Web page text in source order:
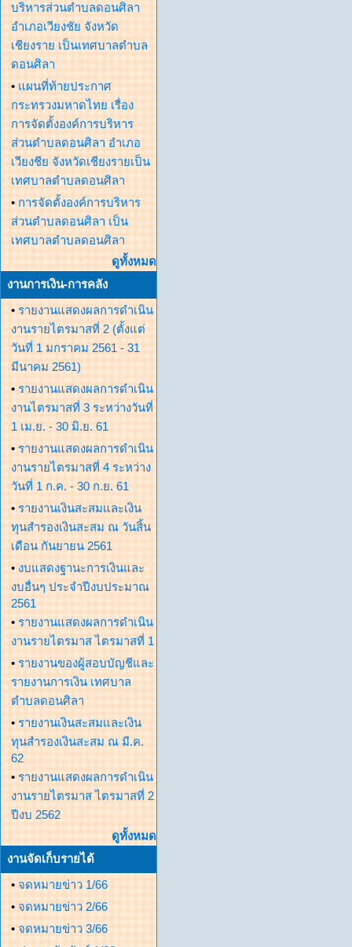
บริหารส่วนตำบลดอนศิลา
อำเภอเวียงชัย จังหวัด
เชียงราย เป็นเทศบาลตำบล
ดอนศิลา
• แผนที่ท้ายประกาศ
กระทรวงมหาดไทย เรื่อง
การจัดตั้งองค์การบริหาร
ส่วนตำบลดอนศิลา อำเภอ
เวียงชีย จังหวัดเชียงรายเป็น
เทศบาลตำบลดอนศิลา
• การจัดตั้งองค์การบริหาร
ส่วนตำบลดอนศิลา เป็น
เทศบาลตำบลดอนศิลา
ดูทั้งหมด
งานการเงิน-การคลัง
• รายงานแสดงผลการดำเนิน
งานรายไตรมาสที่ 2 (ตั้งแต่
วันที่ 1 มกราคม 2561 - 31
มีนาคม 2561)
• รายงานแสดงผลการดำเนิน
งานไตรมาสที่ 3 ระหว่างวันที่
1 เม.ย. - 30 มิ.ย. 61
• รายงานแสดงผลการดำเนิน
งานรายไตรมาสที่ 4 ระหว่าง
วันที่ 1 ก.ค. - 30 ก.ย. 61
• รายงานเงินสะสมและเงิน
ทุนสำรองเงินสะสม ณ วันสิ้น
เดือน กันยายน 2561
• งบแสดงฐานะการเงินและ
งบอื่นๆ ประจำปีงบประมาณ
2561
• รายงานแสดงผลการดำเนิน
งานรายไตรมาส ไตรมาสที่ 1
• รายงานของผู้สอบบัญชีและ
รายงานการเงิน เทศบาล
ตำบลดอนศิลา
• รายงานเงินสะสมและเงิน
ทุนสำรองเงินสะสม ณ มี.ค.
62
• รายงานแสดงผลการดำเนิน
งานรายไตรมาส ไตรมาสที่ 2
ปีงบ 2562
ดูทั้งหมด
งานจัดเก็บรายได้
• จดหมายข่าว 1/66
• จดหมายข่าว 2/66
• จดหมายข่าว 3/66